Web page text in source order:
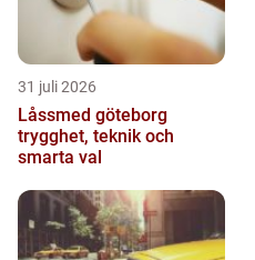
31 juli 2026
Låssmed göteborg
trygghet, teknik och
smarta val